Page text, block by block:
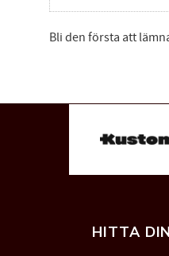
Bli den första att
HITTA